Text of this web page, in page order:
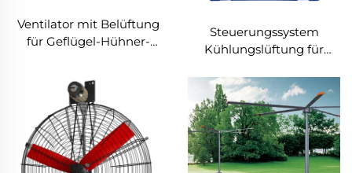
Ventilator mit Belüftung
für Geflügel-Hühner-
Steuerungssystem
Kühlungslüftung für
Geflügelhöfen Plastik-
Abluftventilator